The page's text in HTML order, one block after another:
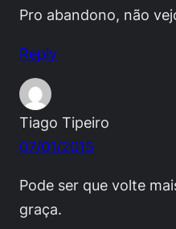
Pro abandono, não
Reply
Tiago Tipeiro
07/01/2015
Pode ser que volte
graça.